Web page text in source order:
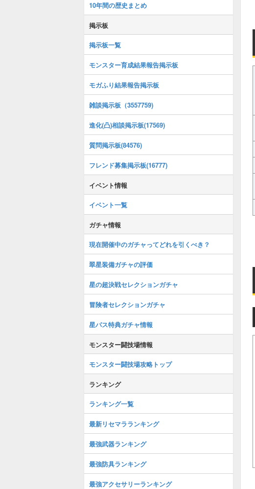
10年間の歴史まとめ
掲示板
掲示板一覧
モンスター育成結果報告掲示板
モガふり結果報告掲示板
雑談掲示板（3557759)
進化(凸)相談掲示板(17569)
質問掲示板(84576)
フレンド募集掲示板(16777)
イベント情報
イベント一覧
ガチャ情報
現在開催中のガチャってどれを引くべき？
翠星装備ガチャの評価
星の超決戦セレクションガチャ
冒険者セレクションガチャ
星パス特典ガチャ情報
モンスター闘技場情報
モンスター闘技場攻略トップ
ランキング
ランキング一覧
最新リセマラランキング
最強武器ランキング
最強防具ランキング
最強アクセサリーランキング